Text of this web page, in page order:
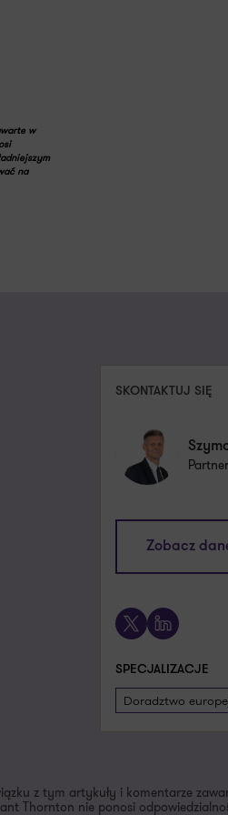
w
na
SKONTAKTUJ SIĘ
Zobacz
+48 601
X LinkedIn
SPECJALIZACJE
Doradztwo
z tym artykuły i komentarze
Thornton nie ponosi